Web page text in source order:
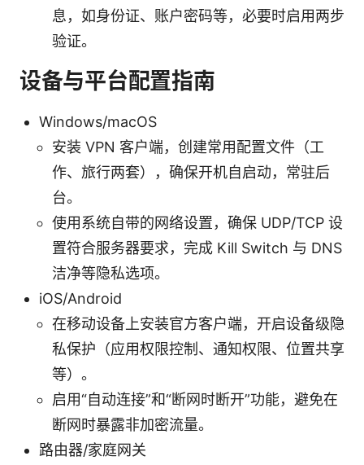
息，如身份证、账户密码等，必要时启用两步
验证。
设备与平台配置指南
Windows/macOS
安装 VPN 客户端，创建常用配置文件（工
作、旅行两套），确保开机自启动，常驻后
台。
使用系统自带的网络设置，确保 UDP/TCP 设
置符合服务器要求，完成 Kill Switch 与 DNS
洁净等隐私选项。
iOS/Android
在移动设备上安装官方客户端，开启设备级隐
私保护（应用权限控制、通知权限、位置共享
等）。
启用“自动连接”和“断网时断开”功能，避免在
断网时暴露非加密流量。
路由器/家庭网关